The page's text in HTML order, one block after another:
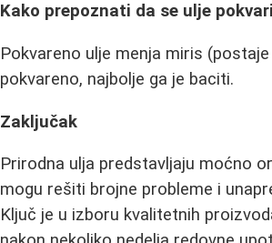
Kako prepoznati da se ulje
Pokvareno ulje menja miris
pokvareno, najbolje ga je baciti.
Zaključak
Prirodna ulja predstavljaju moćno
mogu rešiti brojne probleme i
Ključ je u izboru kvalitetnih